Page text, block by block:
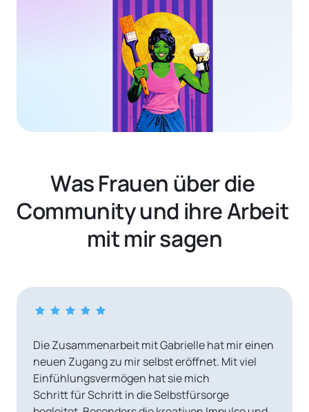
Was Frauen über die
Community und ihre Arbeit
mit mir sagen
Die Zusammenarbeit mit Gabrielle hat mir einen
neuen Zugang zu mir selbst eröffnet. Mit viel
Einfühlungsvermögen hat sie mich
Schritt für Schritt in die Selbstfürsorge